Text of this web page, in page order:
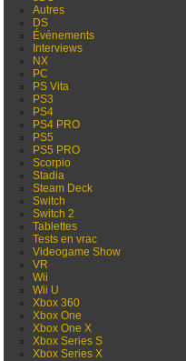
Autres
DS
Événements
Interviews
NX
PC
PS Vita
PS3
PS4
PS4 PRO
PS5
PS5 PRO
Scorpio
Stadia
Steam Deck
Switch
Switch 2
Tablettes
Tests en vrac
Videogame Show
VR
Wii
Wii U
Xbox 360
Xbox One
Xbox One X
Xbox Series S
Xbox Series X